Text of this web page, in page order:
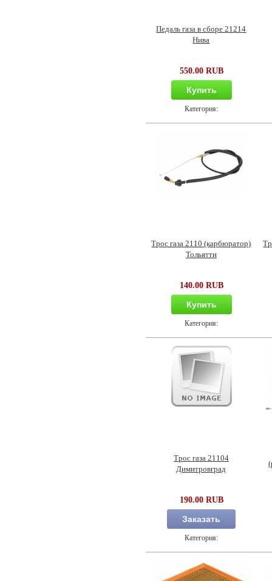
Педаль газа в сборе 21214
Нива
550.00 RUB
Купить
Категория:
Трос газа 2110 (карбюратор)
Тольятти
140.00 RUB
Купить
Категория:
Трос газа 21104
Димитровград
190.00 RUB
Заказать
Категория: